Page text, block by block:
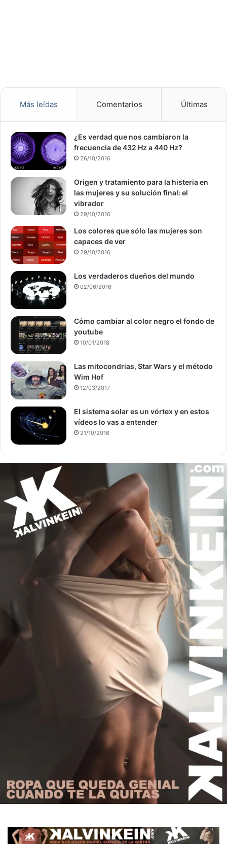
Más leídas Comentarios Últimas
¿Es verdad que nos cambiaron la
frecuencia de 432 Hz a 440 Hz?
26/10/2016
Origen y tratamiento para la histeria en
las mujeres y su solución final: el
vibrador
29/10/2016
Los colores que sólo las mujeres son
capaces de ver
29/10/2016
Los verdaderos dueños del mundo
02/06/2016
Cómo cambiar al color negro el fondo de
youtube
10/01/2018
Las mitocondrias, Star Wars y el método
Wim Hof
12/03/2017
El sistema solar es un vórtex y en estos
vídeos lo vas a entender
21/10/2016